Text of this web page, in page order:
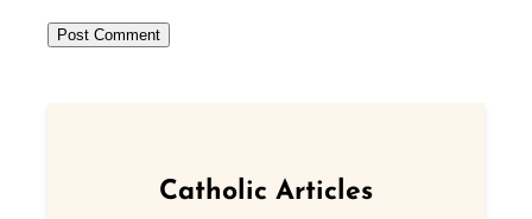
Catholic Articles